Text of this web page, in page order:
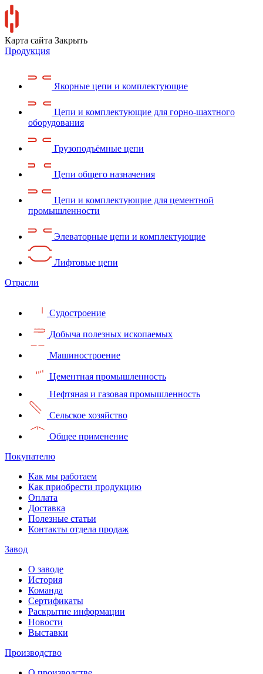
Карта сайта Закрыть
Продукция
Якорные цепи и комплектующие
Цепи и комплектующие для горно-шахтного
оборудования
Грузоподъёмные цепи
Цепи общего назначения
Цепи и комплектующие для цементной
промышленности
Элеваторные цепи и комплектующие
Лифтовые цепи
Отрасли
Судостроение
Добыча полезных ископаемых
Машиностроение
Цементная промышленность
Нефтяная и газовая промышленность
Сельское хозяйство
Общее применение
Покупателю
Как мы работаем
Как приобрести продукцию
Оплата
Доставка
Полезные статьи
Контакты отдела продаж
Завод
О заводе
История
Команда
Сертификаты
Раскрытие информации
Новости
Выставки
Производство